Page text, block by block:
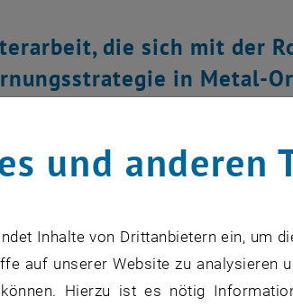
die sich mit der
in Metal-
und anderen
Inhalte von Drittanbietern ein, um
auf unserer Website zu analysieren
Hierzu ist es nötig